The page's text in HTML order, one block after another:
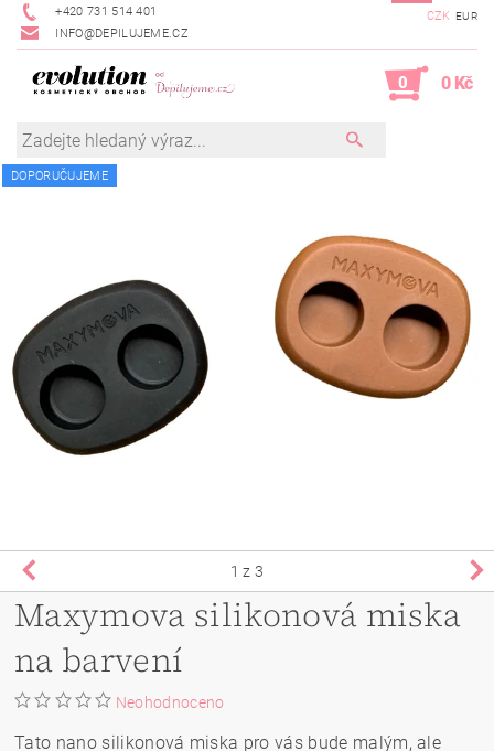
+420 731 514 401
INFO@DEPILUJEME.CZ
CZK EUR
0 0 Kč
DOPORUČUJEME
1 z 3
Maxymova silikonová miska
na barvení
Neohodnoceno
Tato nano silikonová miska pro vás bude malým, ale